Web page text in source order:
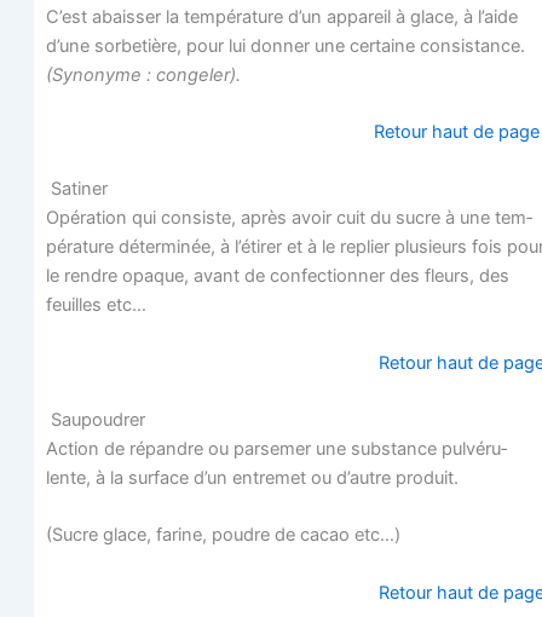
C’est abais­ser la tem­pé­ra­ture d’un appa­reil à glace, à l’aide
d’une sor­be­tière, pour lui don­ner une cer­taine consis­tance.
(Syno­nyme : congeler).
Retour haut de
Satiner
Opé­ra­tion qui consiste, après avoir cuit du sucre à une tem­
pé­ra­ture déter­mi­née, à l’étirer et à le replier plu­sieurs fois
le rendre opaque, avant de confec­tion­ner des fleurs, des
feuilles etc…
Retour haut de
Saupoudrer
Action de répandre ou par­se­mer une sub­stance pul­vé­ru­
lente, à la sur­face d’un entre­met ou d’autre produit.
(Sucre glace, farine, poudre de cacao etc…)
Retour haut de